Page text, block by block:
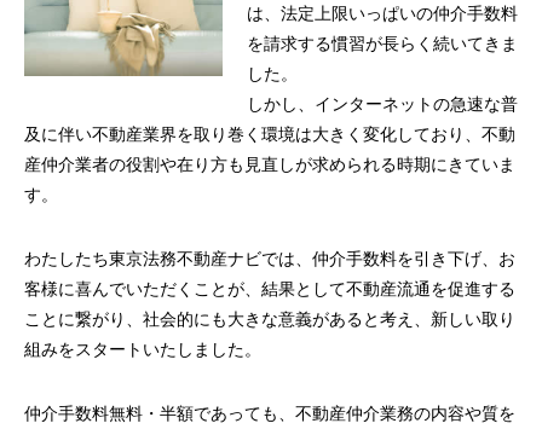
は、法定上限いっぱいの仲介手数料
を請求する慣習が長らく続いてきま
した。
しかし、インターネットの急速な普
及に伴い不動産業界を取り巻く環境は大きく変化しており、不動
産仲介業者の役割や在り方も見直しが求められる時期にきていま
す。
わたしたち東京法務不動産ナビでは、仲介手数料を引き下げ、お
客様に喜んでいただくことが、結果として不動産流通を促進する
ことに繋がり、社会的にも大きな意義があると考え、新しい取り
組みをスタートいたしました。
仲介手数料無料・半額であっても、不動産仲介業務の内容や質を